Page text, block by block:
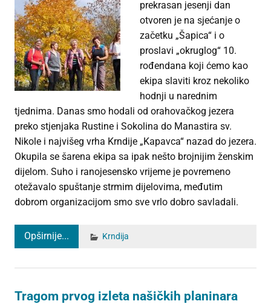
prekrasan jesenji dan
otvoren je na sjećanje o
začetku „Šapica“ i o
proslavi „okruglog“ 10.
rođendana koji ćemo kao
ekipa slaviti kroz nekoliko
hodnji u narednim
tjednima. Danas smo hodali od orahovačkog jezera
preko stjenjaka Rustine i Sokolina do Manastira sv.
Nikole i najvišeg vrha Krndije „Kapavca“ nazad do jezera.
Okupila se šarena ekipa sa ipak nešto brojnijim ženskim
dijelom. Suho i ranojesensko vrijeme je povremeno
otežavalo spuštanje strmim dijelovima, međutim
dobrom organizacijom smo sve vrlo dobro savladali.
Opširnije... Krndija
Tragom prvog izleta našičkih planinara